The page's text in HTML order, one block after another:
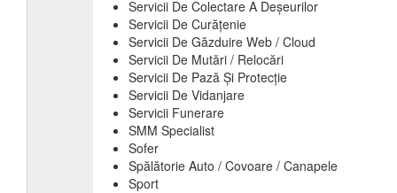
Servicii De Colectare A Deșeurilor
Servicii De Curățenie
Servicii De Găzduire Web / Cloud
Servicii De Mutări / Relocări
Servicii De Pază Și Protecție
Servicii De Vidanjare
Servicii Funerare
SMM Specialist
Sofer
Spălătorie Auto / Covoare / Canapele
Sport